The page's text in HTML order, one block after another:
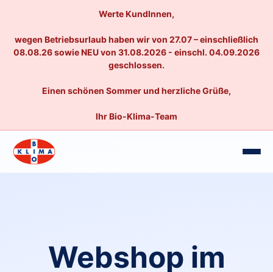
Werte KundInnen,
wegen Betriebsurlaub haben wir von 27.07 – einschließlich
08.08.26 sowie NEU von 31.08.2026 - einschl. 04.09.2026
geschlossen.
Einen schönen Sommer und herzliche Grüße,
Ihr Bio-Klima-Team
Webshop im